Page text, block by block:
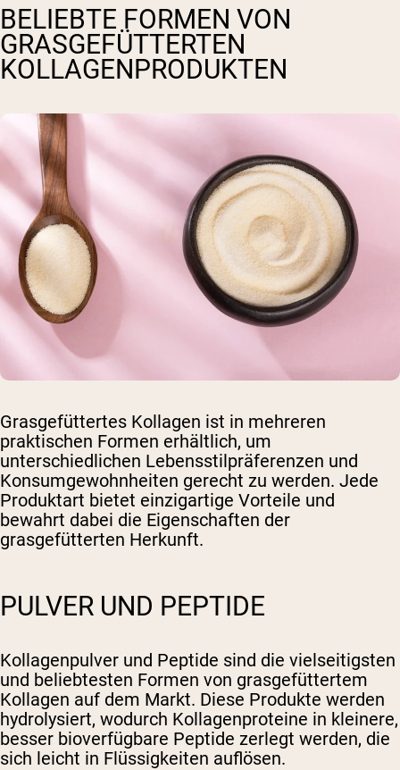
BELIEBTE FORMEN VON
GRASGEFÜTTERTEN
KOLLAGENPRODUKTEN
Grasgefüttertes Kollagen ist in mehreren
praktischen Formen erhältlich, um
unterschiedlichen Lebensstilpräferenzen und
Konsumgewohnheiten gerecht zu werden. Jede
Produktart bietet einzigartige Vorteile und
bewahrt dabei die Eigenschaften der
grasgefütterten Herkunft.
PULVER UND PEPTIDE
Kollagenpulver und Peptide sind die vielseitigsten
und beliebtesten Formen von grasgefüttertem
Kollagen auf dem Markt. Diese Produkte werden
hydrolysiert, wodurch Kollagenproteine in kleinere,
besser bioverfügbare Peptide zerlegt werden, die
sich leicht in Flüssigkeiten auflösen.